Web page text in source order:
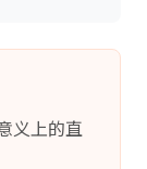
义上的直